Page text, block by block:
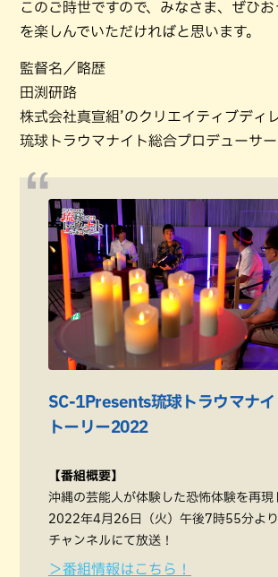
このご時世ですので、みなさま、ぜひ
を楽しんでいただければと思います。
監督名／略歴
田渕研路
株式会社真宣組’のクリエイティブディ
琉球トラウマナイト総合プロデューサー
SC-1Presents琉球トラウマナイ
トーリー2022
【番組概要】
沖縄の芸能人が体験した恐怖体験を再現
2022年4月26日（火）午後7時55分よ
チャンネルにて放送！
＞番組情報はこちら！